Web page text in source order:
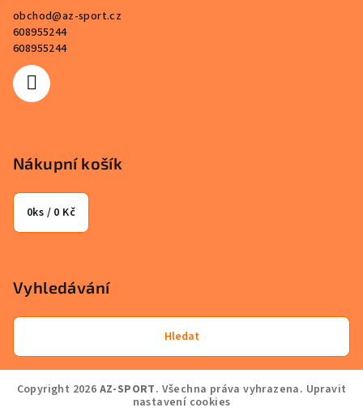
obchod@az-sport.cz
608955244
608955244
Nákupní košík
0ks / 0 Kč
Vyhledávání
Hledat
Copyright 2026 AZ-SPORT. Všechna práva vyhrazena. Upravit
nastavení cookies